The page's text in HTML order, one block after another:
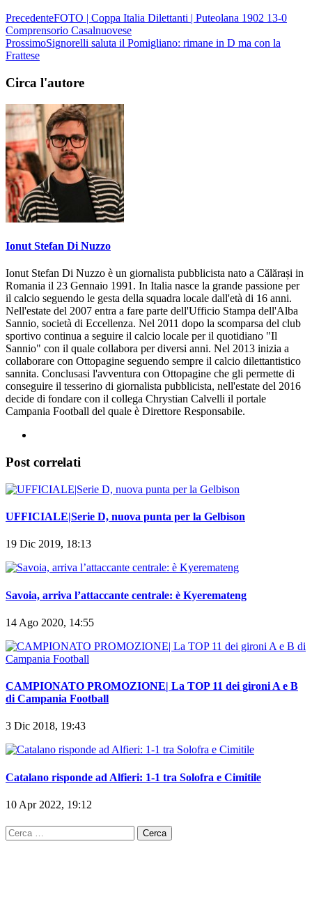
PrecedenteFOTO | Coppa Italia Dilettanti | Puteolana 1902 13-0
Comprensorio Casalnuovese
ProssimoSignorelli saluta il Pomigliano: rimane in D ma con la
Frattese
Circa l'autore
Ionut Stefan Di Nuzzo
Ionut Stefan Di Nuzzo è un giornalista pubblicista nato a Călărași in
Romania il 23 Gennaio 1991. In Italia nasce la grande passione per
il calcio seguendo le gesta della squadra locale dall'età di 16 anni.
Nell'estate del 2007 entra a fare parte dell'Ufficio Stampa dell'Alba
Sannio, società di Eccellenza. Nel 2011 dopo la scomparsa del club
sportivo continua a seguire il calcio locale per il quotidiano "Il
Sannio" con il quale collabora per diversi anni. Nel 2013 inizia a
collaborare con Ottopagine seguendo sempre il calcio dilettantistico
sannita. Conclusasi l'avventura con Ottopagine che gli permette di
conseguire il tesserino di giornalista pubblicista, nell'estate del 2016
decide di fondare con il collega Chrystian Calvelli il portale
Campania Football del quale è Direttore Responsabile.
Post correlati
UFFICIALE|Serie D, nuova punta per la Gelbison
19 Dic 2019, 18:13
Savoia, arriva l’attaccante centrale: è Kyeremateng
14 Ago 2020, 14:55
CAMPIONATO PROMOZIONE| La TOP 11 dei gironi A e B
di Campania Football
3 Dic 2018, 19:43
Catalano risponde ad Alfieri: 1-1 tra Solofra e Cimitile
10 Apr 2022, 19:12
Ricerca
per: